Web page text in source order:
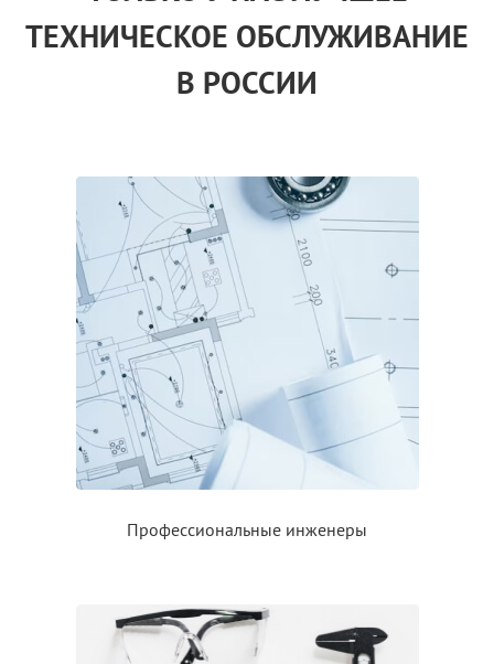
ТЕХНИЧЕСКОЕ ОБСЛУЖИВАНИЕ
В РОССИИ
Профессиональные инженеры